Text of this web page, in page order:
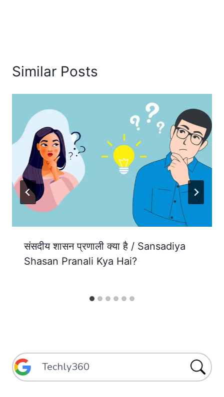
Similar Posts
संसदीय शासन प्रणाली क्या है / Sansadiya
Shasan Pranali Kya Hai?